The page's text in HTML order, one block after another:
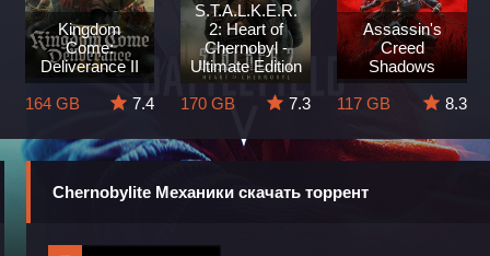
Kingdom
Come:
Deliverance II
164 GB
7.4
S.T.A.L.K.E.R.
2: Heart of
Chernobyl -
Ultimate Edition
170 GB
7.3
Assassin's
Creed
Shadows
117 GB
8.3
Chernobylite Механики скачать торрент